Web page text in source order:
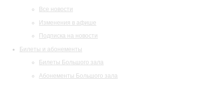
Все новости
Изменения в афише
Подписка на новости
Билеты и абонементы
Билеты Большого зала
Абонементы Большого зала